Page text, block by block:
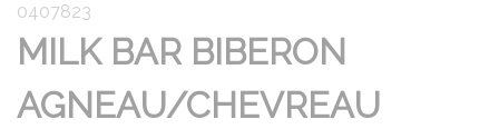
0407823
MILK BAR BIBERON
AGNEAU/CHEVREAU